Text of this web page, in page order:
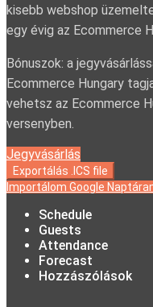
kisebb webshop
egy évig az Ecommerce
Bónuszok: a
Ecommerce Hungary
vehetsz az Ecommerce
versenyben.
Jegyvásárlás
Exportálás .ICS file
Importálom Google
Schedule
Guests
Attendance
Forecast
Hozzászólások